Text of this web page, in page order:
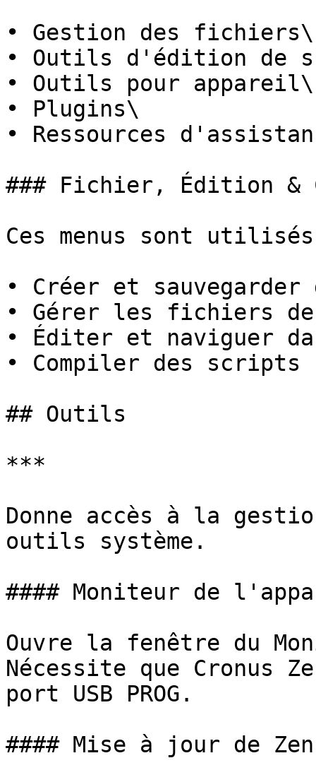
• Gestion des fichiers\
• Outils d'édition de
• Outils pour appareil\
• Plugins\
• Ressources
### Fichier, Édition &
Ces menus sont
• Créer et sauvegarder
• Gérer les fichiers
• Éditer et naviguer
• Compiler des scripts
## Outils
***
Donne accès à la
outils système.
#### Moniteur de
Ouvre la fenêtre du
Nécessite que Cronus
port USB PROG.
#### Mise à jour de